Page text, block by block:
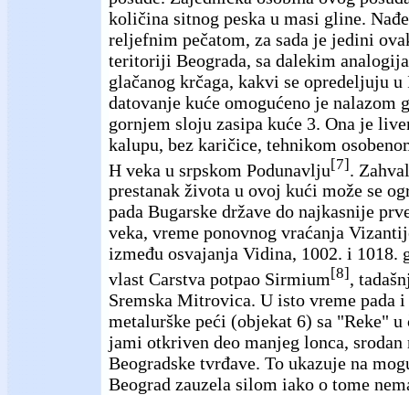
količina sitnog peska u masi gline.
reljefnim pečatom, za sada je jedini
teritoriji Beograda, sa dalekim
glačanog krčaga, kakvi se opredeljuju
datovanje kuće omogućeno je nalazom
gornjem sloju zasipa kuće 3. Ona je
kalupu, bez karičice, tehnikom
H veka u srpskom Podunavlju[7]
.
prestanak života u ovoj kući može se
pada Bugarske države do najkasnije
veka, vreme ponovnog vraćanja
između osvajanja Vidina, 1002. i 1018.
vlast Carstva potpao Sirmium [8] ,
Sremska Mitrovica. U isto vreme pada i
metalurške peći (objekat 6) sa "Reke"
jami otkriven deo manjeg lonca, srodan
Beogradske tvrđave. To ukazuje na
Beograd zauzela silom iako o tome